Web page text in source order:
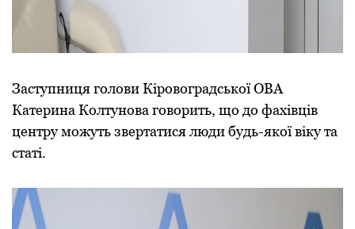
Заступниця голови Кіровоградської ОВА
Катерина Колтунова говорить, що до фахівців
центру можуть звертатися люди будь-якої віку та
статі.